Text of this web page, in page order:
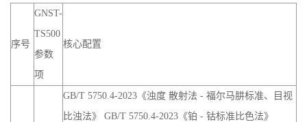
序号
GNST-
TS500
参数
项
核心配置
GB/T 5750.4-2023《浊度 散射法 - 福尔马肼标准、目视
比浊法》 GB/T 5750.4-2023《铂 - 钴标准比色法》